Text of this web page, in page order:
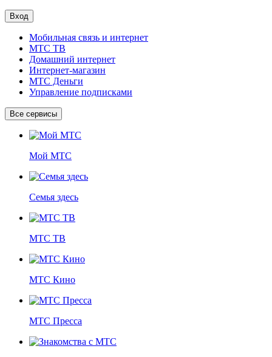
Вход
Мобильная связь и интернет
МТС ТВ
Домашний интернет
Интернет-магазин
МТС Деньги
Управление подписками
Все сервисы
Мой МТС
Семья здесь
МТС ТВ
МТС Кино
МТС Пресса